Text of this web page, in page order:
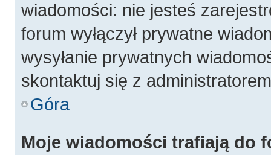
wiadomości: nie jesteś
forum wyłączył prywatne
wysyłanie prywatnych
skontaktuj się z
Góra
Moje wiadomości trafiają do